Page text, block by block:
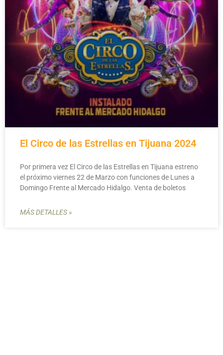
El Circo de las Estrellas en Tijuana 2024
Por primera vez El Circo de las Estrellas en Tijuana estreno
el próximo viernes 22 de Marzo con funciones de Lunes a
Domingo Frente al Mercado Hidalgo. Venta de boletos
MÁS DETALLES »